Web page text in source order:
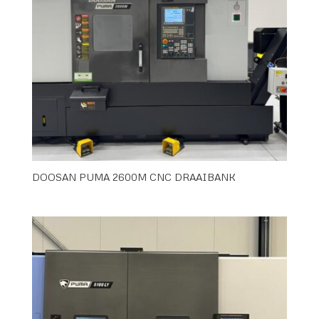
DOOSAN PUMA 2600M CNC DRAAIBANK